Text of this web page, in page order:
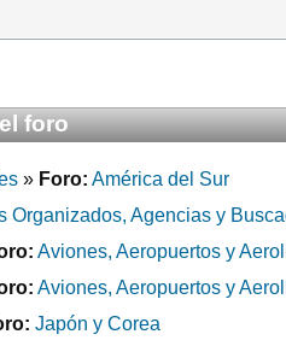
foro
» Foro: América del Sur
Organizados, Agencias y
Aviones, Aeropuertos y
Aviones, Aeropuertos y
Japón y Corea